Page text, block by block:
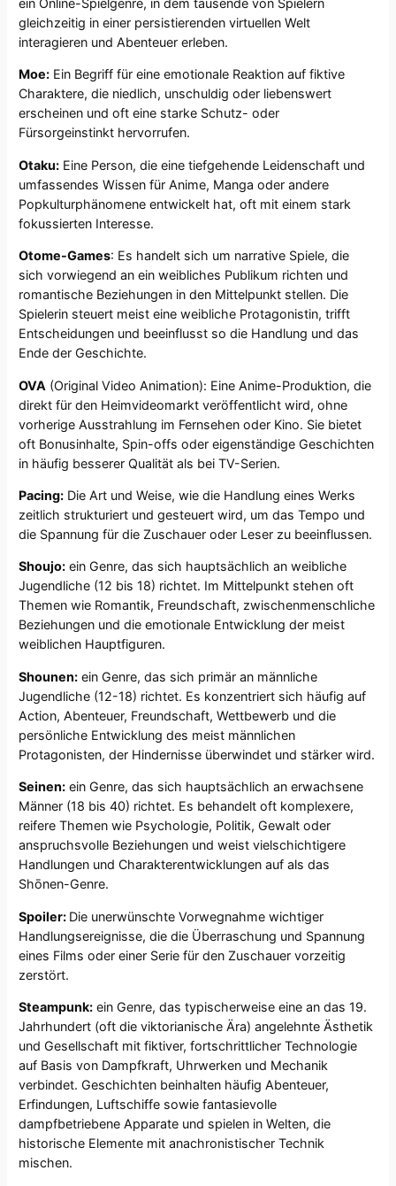
ein Online-Spielgenre, in dem tausende von Spielern
gleichzeitig in einer persistierenden virtuellen Welt
interagieren und Abenteuer erleben.
Moe: Ein Begriff für eine emotionale Reaktion auf fiktive
Charaktere, die niedlich, unschuldig oder liebenswert
erscheinen und oft eine starke Schutz- oder
Fürsorgeinstinkt hervorrufen.
Otaku: Eine Person, die eine tiefgehende Leidenschaft und
umfassendes Wissen für Anime, Manga oder andere
Popkulturphänomene entwickelt hat, oft mit einem stark
fokussierten Interesse.
Otome-Games: Es handelt sich um narrative Spiele, die
sich vorwiegend an ein weibliches Publikum richten und
romantische Beziehungen in den Mittelpunkt stellen. Die
Spielerin steuert meist eine weibliche Protagonistin, trifft
Entscheidungen und beeinflusst so die Handlung und das
Ende der Geschichte.
OVA (Original Video Animation): Eine Anime-Produktion, die
direkt für den Heimvideomarkt veröffentlicht wird, ohne
vorherige Ausstrahlung im Fernsehen oder Kino. Sie bietet
oft Bonusinhalte, Spin-offs oder eigenständige Geschichten
in häufig besserer Qualität als bei TV-Serien.
Pacing: Die Art und Weise, wie die Handlung eines Werks
zeitlich strukturiert und gesteuert wird, um das Tempo und
die Spannung für die Zuschauer oder Leser zu beeinflussen.
Shoujo: ein Genre, das sich hauptsächlich an weibliche
Jugendliche (12 bis 18) richtet. Im Mittelpunkt stehen oft
Themen wie Romantik, Freundschaft, zwischenmenschliche
Beziehungen und die emotionale Entwicklung der meist
weiblichen Hauptfiguren.
Shounen: ein Genre, das sich primär an männliche
Jugendliche (12-18) richtet. Es konzentriert sich häufig auf
Action, Abenteuer, Freundschaft, Wettbewerb und die
persönliche Entwicklung des meist männlichen
Protagonisten, der Hindernisse überwindet und stärker wird.
Seinen: ein Genre, das sich hauptsächlich an erwachsene
Männer (18 bis 40) richtet. Es behandelt oft komplexere,
reifere Themen wie Psychologie, Politik, Gewalt oder
anspruchsvolle Beziehungen und weist vielschichtigere
Handlungen und Charakterentwicklungen auf als das
Shōnen-Genre.
Spoiler: Die unerwünschte Vorwegnahme wichtiger
Handlungsereignisse, die die Überraschung und Spannung
eines Films oder einer Serie für den Zuschauer vorzeitig
zerstört.
Steampunk: ein Genre, das typischerweise eine an das 19.
Jahrhundert (oft die viktorianische Ära) angelehnte Ästhetik
und Gesellschaft mit fiktiver, fortschrittlicher Technologie
auf Basis von Dampfkraft, Uhrwerken und Mechanik
verbindet. Geschichten beinhalten häufig Abenteuer,
Erfindungen, Luftschiffe sowie fantasievolle
dampfbetriebene Apparate und spielen in Welten, die
historische Elemente mit anachronistischer Technik
mischen.